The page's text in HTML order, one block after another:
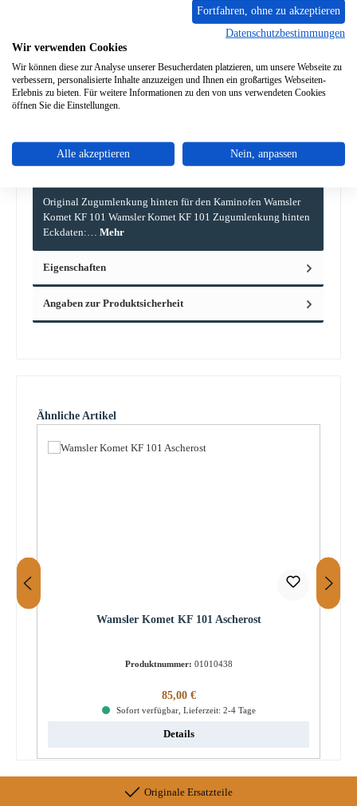
In den Warenkorb
Zum Merkzettel hinzufügen
Frage zum Produkt
Original Zugumlenkung hinten für den Kaminofen Wamsler
Komet KF 101 Wamsler Komet KF 101 Zugumlenkung hinten
Eckdaten:… Mehr
Eigenschaften
Angaben zur Produktsicherheit
Produktgalerie überspringen
Ähnliche Artikel
Wamsler Komet KF 101 Ascherost
Produktnummer: 01010438
Regulärer Preis:
85,00 €
Sofort verfügbar, Lieferzeit: 2-4 Tage
Details
Originale Ersatzteile
Fortfahren, ohne zu akzeptieren
Datenschutzbestimmungen
Wir verwenden Cookies
Wir können diese zur Analyse unserer Besucherdaten platzieren, um unsere Webseite zu
verbessern, personalisierte Inhalte anzuzeigen und Ihnen ein großartiges Webseiten-
Erlebnis zu bieten. Für weitere Informationen zu den von uns verwendeten Cookies
öffnen Sie die Einstellungen.
Alle akzeptieren Nein, anpassen